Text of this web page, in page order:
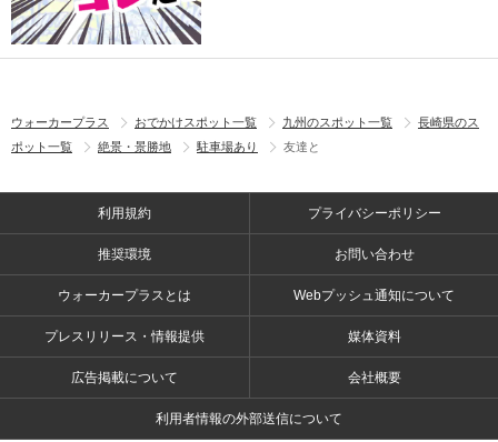
ウォーカープラス おでかけスポット一覧 九州のスポット一覧
長崎県のス
ポット一覧
絶景・景勝地 駐車場あり 友達と
利用規約 プライバシーポリシー
推奨環境 お問い合わせ
ウォーカープラスとは Webプッシュ通知について
プレスリリース・情報提供 媒体資料
広告掲載について 会社概要
利用者情報の外部送信について